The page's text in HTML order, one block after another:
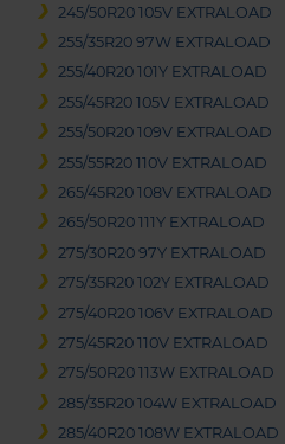
245/50R20 105V EXTRALOAD
255/35R20 97W EXTRALOAD
255/40R20 101Y EXTRALOAD
255/45R20 105V EXTRALOAD
255/50R20 109V EXTRALOAD
255/55R20 110V EXTRALOAD
265/45R20 108V EXTRALOAD
265/50R20 111Y EXTRALOAD
275/30R20 97Y EXTRALOAD
275/35R20 102Y EXTRALOAD
275/40R20 106V EXTRALOAD
275/45R20 110V EXTRALOAD
275/50R20 113W EXTRALOAD
285/35R20 104W EXTRALOAD
285/40R20 108W EXTRALOAD